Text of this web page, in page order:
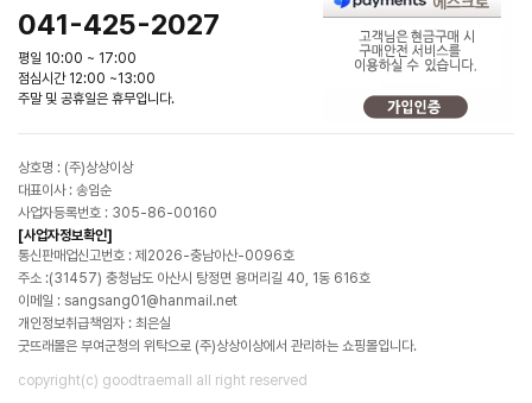
041-425-2027
평일 10:00 ~ 17:00
점심시간 12:00 ~13:00
주말 및 공휴일은 휴무입니다.
상호명 : (주)상상이상
대표이사 : 송임순
사업자등록번호 : 305-86-00160
[사업자정보확인]
통신판매업신고번호 : 제2026-충남아산-0096호
주소 :(31457) 충청남도 아산시 탕정면 용머리길 40, 1동 616호
이메일 : sangsang01@hanmail.net
개인정보취급책임자 : 최은실
굿뜨래몰은 부여군청의 위탁으로 (주)상상이상에서 관리하는 쇼핑몰입니다.
copyright(c) goodtraemall all right reserved